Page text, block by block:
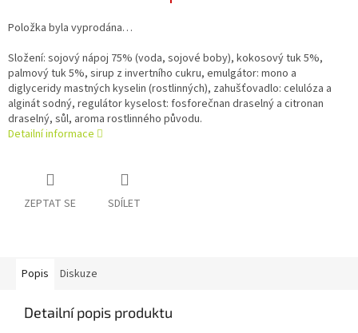
Položka byla vyprodána…
Složení: sojový nápoj 75% (voda, sojové boby), kokosový tuk 5%,
palmový tuk 5%, sirup z invertního cukru, emulgátor: mono a
diglyceridy mastných kyselin (rostlinných), zahušťovadlo: celulóza a
alginát sodný, regulátor kyselost: fosforečnan draselný a citronan
draselný, sůl, aroma rostlinného původu.
Detailní informace
ZEPTAT SE SDÍLET
Popis Diskuze
Detailní popis produktu